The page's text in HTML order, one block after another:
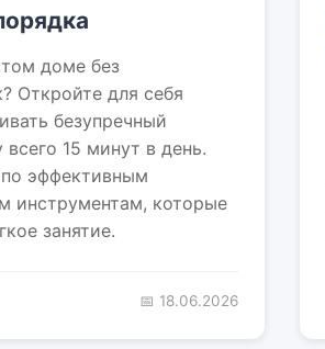
доме без
Откройте для себя
безупречный
15 минут в день.
эффективным
инструментам, которые
занятие.
📅 18.06.2026